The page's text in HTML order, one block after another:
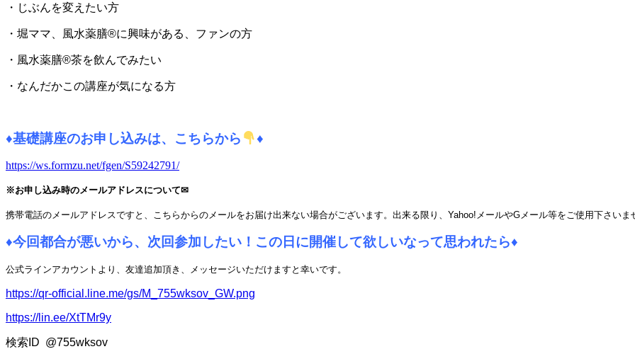
・じぶんを変えたい方
・堀ママ、風水薬膳®に興味がある、ファンの方
・風水薬膳®茶を飲んでみたい
・なんだかこの講座が気になる方
♦基礎講座のお申し込みは、こちらから ♦
https://ws.formzu.net/fgen/S59242791/
※お申し込み時のメールアドレスについて✉
携帯電話のメールアドレスですと、こちらからのメールをお届け出来ない場合がございます。 出来る限り、Yahoo!メールやGメール等をご使用下さいま
♦今回都合が悪いから、次回参加したい！ この日に開催して欲しいなって思われたら♦
公式ラインアカウントより、友達追加頂き、メッセージいただけますと幸いです。
https://qr-official.line.me/gs/M_755wksov_GW.png
https://lin.ee/XtTMr9y
検索ID @755wksov